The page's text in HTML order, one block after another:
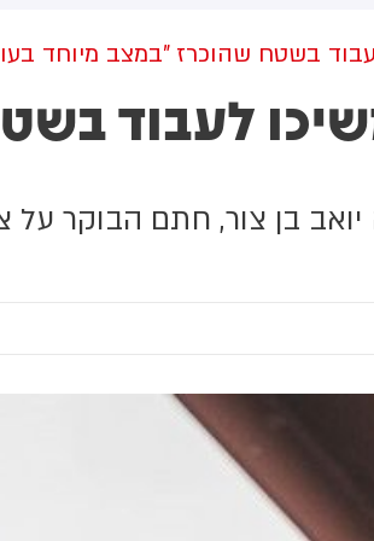
בשטח שהוכרז "במצב מיוחד
לעבוד
בן צור, חתם הבוקר